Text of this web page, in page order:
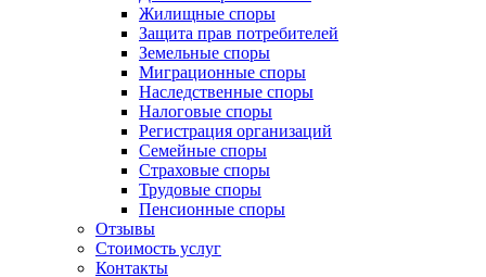
Жилищные споры
Защита прав потребителей
Земельные споры
Миграционные споры
Наследственные споры
Налоговые споры
Регистрация организаций
Семейные споры
Страховые споры
Трудовые споры
Пенсионные споры
Отзывы
Стоимость услуг
Контакты